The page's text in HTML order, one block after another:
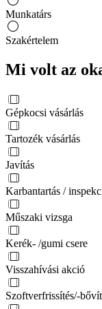
Munkatárs
Szakértelem
Mi volt az
Gépkocsi vásárlás
Tartozék vásárlás
Javítás
Karbantartás /
Műszaki vizsga
Kerék- /gumi csere
Visszahívási akció
Szoftverfrissítés/-